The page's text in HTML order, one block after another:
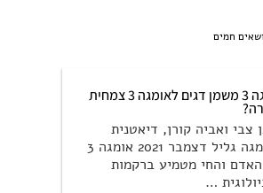
חמים
מה בין אומגה 3 משמן דגים לאומגה 3 צמחית
צבי ואביה קורן, דיאטנית
קלינית, אומגה גליל דצמבר 2021 אומגה 3
והחי מטמיע ברקמות
…